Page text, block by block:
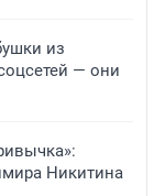
из
— они
Никитина